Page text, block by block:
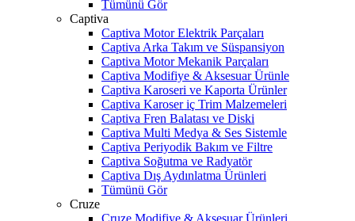
Tümünü Gör
Captiva
Captiva Motor Elektrik Parçaları
Captiva Arka Takım ve Süspansiyon
Captiva Motor Mekanik Parçaları
Captiva Modifiye & Aksesuar Ürünle
Captiva Karoseri ve Kaporta Ürünler
Captiva Karoser iç Trim Malzemeleri
Captiva Fren Balatası ve Diski
Captiva Multi Medya & Ses Sistemle
Captiva Periyodik Bakım ve Filtre
Captiva Soğutma ve Radyatör
Captiva Dış Aydınlatma Ürünleri
Tümünü Gör
Cruze
Cruze Modifiye & Aksesuar Ürünleri